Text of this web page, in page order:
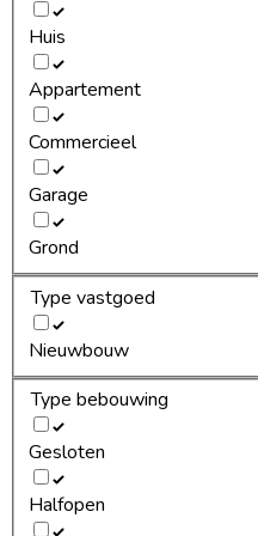
Huis
Appartement
Commercieel
Garage
Grond
Type vastgoed
Nieuwbouw
Type bebouwing
Gesloten
Halfopen